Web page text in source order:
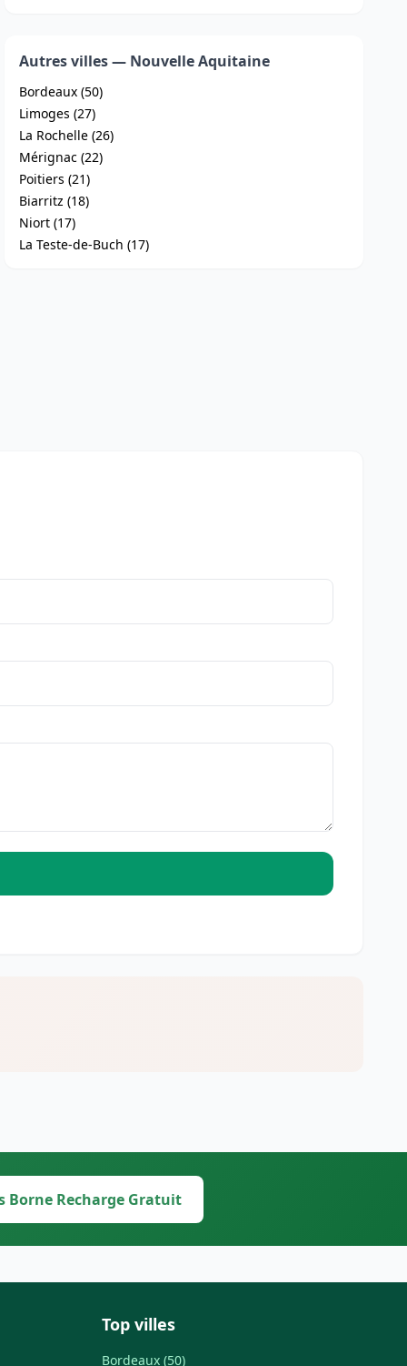
Autres villes — Nouvelle Aquitaine
Bordeaux (50)
Limoges (27)
La Rochelle (26)
Mérignac (22)
Poitiers (21)
Biarritz (18)
Niort (17)
La Teste-de-Buch (17)
Borne Recharge Gratuit
Top villes
Bordeaux (50)